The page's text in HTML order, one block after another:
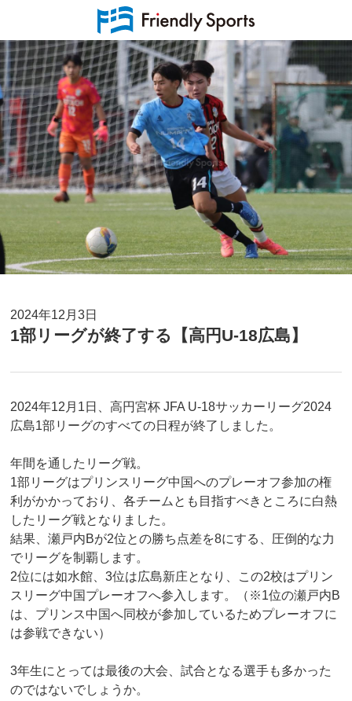
2024年12月3日
1部リーグが終了する【高円U-18広島】
2024年12月1日、高円宮杯 JFA U-18サッカーリーグ2024
広島1部リーグのすべての日程が終了しました。
年間を通したリーグ戦。
1部リーグはプリンスリーグ中国へのプレーオフ参加の権
利がかかっており、各チームとも目指すべきところに白熱
したリーグ戦となりました。
結果、瀬戸内Bが2位との勝ち点差を8にする、圧倒的な力
でリーグを制覇します。
2位には如水館、3位は広島新庄となり、この2校はプリン
スリーグ中国プレーオフへ参入します。（※1位の瀬戸内B
は、プリンス中国へ同校が参加しているためプレーオフに
は参戦できない）
3年生にとっては最後の大会、試合となる選手も多かった
のではないでしょうか。